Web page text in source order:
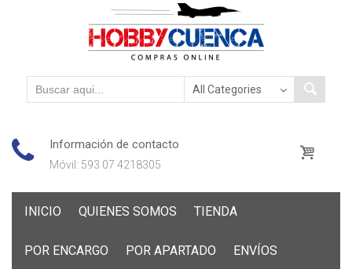
Información de contacto
Móvil: 593 07 4218305
INICIO QUIENES SOMOS TIENDA
POR ENCARGO POR APARTADO ENVÍOS